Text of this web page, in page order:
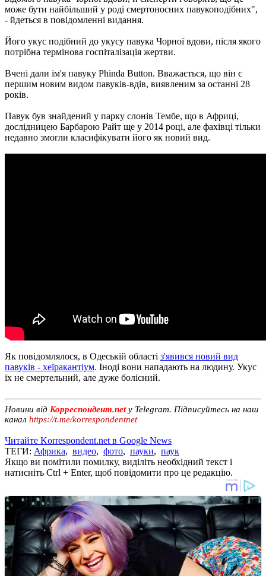
може бути найбільший у роді смертоносних павукоподібних",
- йдеться в повідомленні видання.
Його укус подібний до укусу павука Чорної вдови, після якого
потрібна термінова госпіталізація жертви.
Вчені дали ім'я павуку Phinda Button. Вважається, що він є
першим новим видом павуків-вдів, виявленим за останні 28
років.
Павук був знайдений у парку слонів Тембе, що в Африці,
дослідницею Барбарою Райт ще у 2014 році, але фахівці тільки
недавно змогли класифікувати його як новий вид.
Як повідомлялося, в Одеській області з'явився новий вид
павуків - хеїракантіум. Іноді вони нападають на людину. Укус
їх не смертельний, але дуже болісний.
Новини від Корреспондент.netу Telegram. Підписуйтесь на наш
канал https://t.me/korrespondentnet
Читайте Korrespondent.net в Google News
ТЕГИ: Африка, видео, фото, пауки, паук
Якщо ви помітили помилку, виділіть необхідний текст і
натисніть Ctrl + Enter, щоб повідомити про це редакцію.